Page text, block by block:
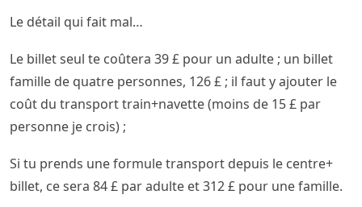
Le détail qui fait mal…
Le billet seul te coûtera 39 £ pour un adulte ; un billet
famille de quatre personnes, 126 £ ; il faut y ajouter le
coût du transport train+navette (moins de 15 £ par
personne je crois) ;
Si tu prends une formule transport depuis le centre+
billet, ce sera 84 £ par adulte et 312 £ pour une famille.